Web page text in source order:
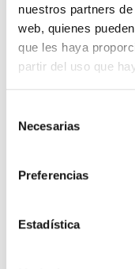
nuestros partners
web, quienes
que les haya
partir del uso que
Necesarias
Preferencias
Estadística
Muebles de baño fondo
reducido
Muebles de baño
económicos
Espejos de aumento